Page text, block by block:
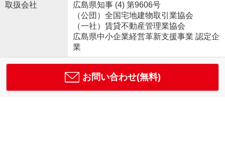
取扱会社
広島県知事 (4) 第9606号
（公団）全国宅地建物取引業協会
（一社）賃貸不動産管理業協会
広島県中小企業経営革新支援事業 認定企
業
お問い合わせ(無料)